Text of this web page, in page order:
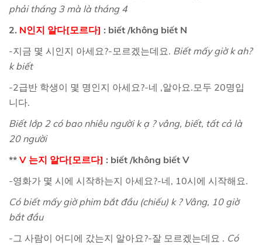
phải tháng 3 mà là tháng 4
2. N인지 알다[모르다] : biết /không biết N
-지금 몇 시인지 아세요?-모르겠는데요. Biết mấy giờ k ah?
k biết
-2급반 학생이 몇 명인지 아세요?-네 ,알아요.모두 20명입
니다.
Biết lớp 2 có bao nhiêu người k ạ ? vâng, biết, tất cả là
20 người
** V 는지 알다[모르다] : biết /không biết V
-영화가 몇 시에 시작하는지 아세요?-네, 10시에 시작해요.
Có biết mấy giờ phim bắt đầu (chiếu) k ? Vâng, 10 giờ
bắt đầu
-그 사람이 어디에 갔는지 알아요?-잘 모르겠는데요 . Có